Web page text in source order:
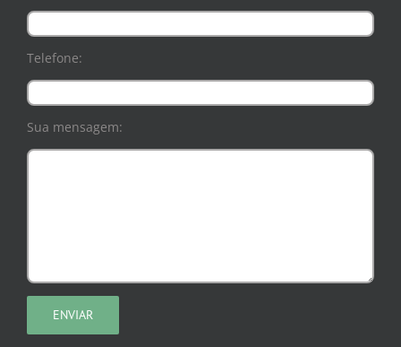
Telefone:
Sua mensagem: